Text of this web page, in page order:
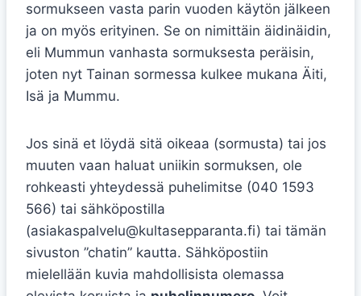
sormukseen vasta parin vuoden käytön jälkeen
ja on myös erityinen. Se on nimittäin äidinäidin,
eli Mummun vanhasta sormuksesta peräisin,
joten nyt Tainan sormessa kulkee mukana Äiti,
Isä ja Mummu.
Jos sinä et löydä sitä oikeaa (sormusta) tai jos
muuten vaan haluat uniikin sormuksen, ole
rohkeasti yhteydessä puhelimitse (040 1593
566) tai sähköpostilla
(asiakaspalvelu@kultasepparanta.fi) tai tämän
sivuston ”chatin” kautta. Sähköpostiin
mielellään kuvia mahdollisista olemassa